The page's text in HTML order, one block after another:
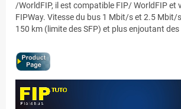
/WorldFIP, il est compatible FIP/ WorldFIP et
FIPWay. Vitesse du bus 1 Mbit/s et 2.5 Mbit/
150 km (limite des SFP) et plus enjoutant des